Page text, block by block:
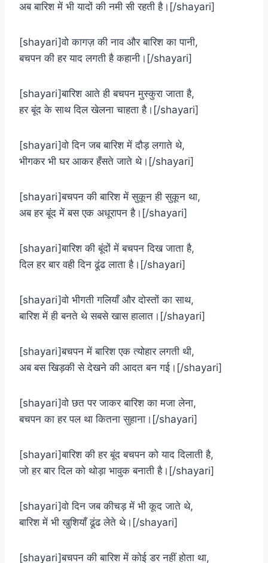
अब बारिश में भी यादों की नमी सी रहती है।[/shayari]
[shayari]वो कागज़ की नाव और बारिश का पानी,
बचपन की हर याद लगती है कहानी।[/shayari]
[shayari]बारिश आते ही बचपन मुस्कुरा जाता है,
हर बूंद के साथ दिल खेलना चाहता है।[/shayari]
[shayari]वो दिन जब बारिश में दौड़ लगाते थे,
भीगकर भी घर आकर हँसते जाते थे।[/shayari]
[shayari]बचपन की बारिश में सुकून ही सुकून था,
अब हर बूंद में बस एक अधूरापन है।[/shayari]
[shayari]बारिश की बूंदों में बचपन दिख जाता है,
दिल हर बार वही दिन ढूंढ लाता है।[/shayari]
[shayari]वो भीगती गलियाँ और दोस्तों का साथ,
बारिश में ही बनते थे सबसे खास हालात।[/shayari]
[shayari]बचपन में बारिश एक त्योहार लगती थी,
अब बस खिड़की से देखने की आदत बन गई।[/shayari]
[shayari]वो छत पर जाकर बारिश का मजा लेना,
बचपन का हर पल था कितना सुहाना।[/shayari]
[shayari]बारिश की हर बूंद बचपन को याद दिलाती है,
जो हर बार दिल को थोड़ा भावुक बनाती है।[/shayari]
[shayari]वो दिन जब कीचड़ में भी कूद जाते थे,
बारिश में भी खुशियाँ ढूंढ लेते थे।[/shayari]
[shayari]बचपन की बारिश में कोई डर नहीं होता था,